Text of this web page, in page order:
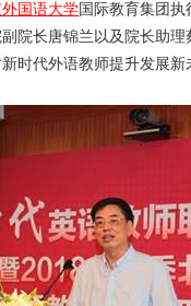
国语大学 国际教育集团
院长唐锦兰以及院长助
时代外语教师提升发展新